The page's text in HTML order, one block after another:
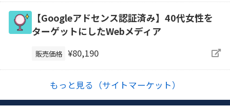
【Googleアドセンス認証済み】40代女性を
ターゲットにしたWebメディア
販売価格 ¥80,190
もっと見る（サイトマーケット）